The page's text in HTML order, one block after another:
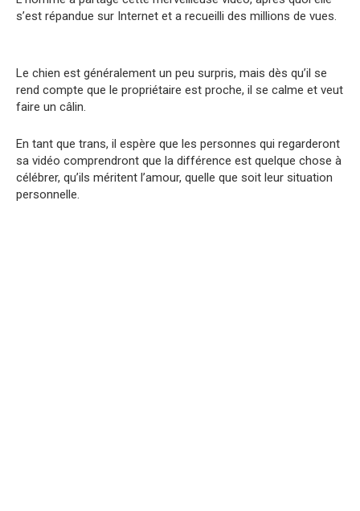
s’est répandue sur Internet et a recueilli des millions de vues.
Le chien est généralement un peu surpris, mais dès qu’il se
rend compte que le propriétaire est proche, il se calme et veut
faire un câlin.
En tant que trans, il espère que les personnes qui regarderont
sa vidéo comprendront que la différence est quelque chose à
célébrer, qu’ils méritent l’amour, quelle que soit leur situation
personnelle.